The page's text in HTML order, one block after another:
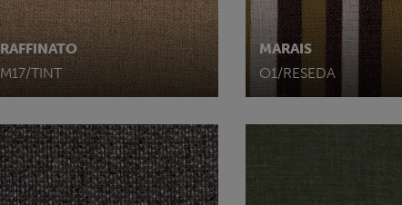
RAFFINATO
M17/TINT
MARAIS
O1/RESEDA